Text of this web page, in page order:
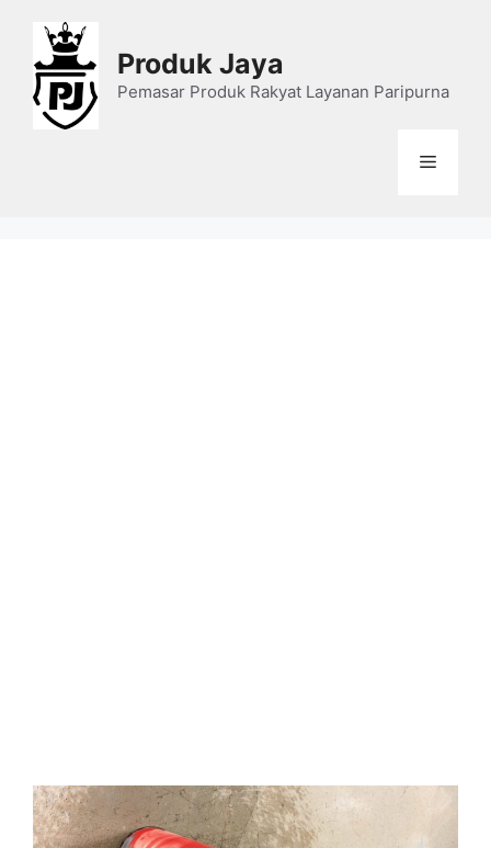
content
Produk Jaya
Pemasar Produk Rakyat Layanan Paripurna
Menu